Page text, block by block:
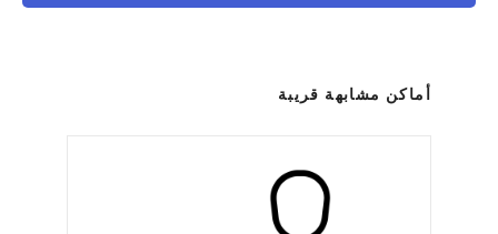
أماكن مشابهة قريبة